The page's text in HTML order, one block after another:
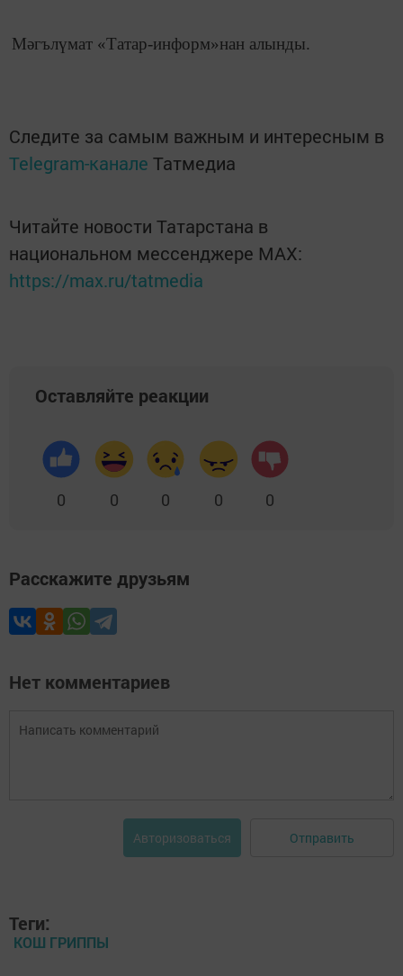
Мәгълүмат «Татар-информ»нан алынды.
Следите за самым важным и интересным в
Telegram-канале Татмедиа
Читайте новости Татарстана в
национальном мессенджере MАХ:
https://max.ru/tatmedia
Оставляйте реакции
0 0 0 0 0
Расскажите друзьям
Нет комментариев
Авторизоваться Отправить
Теги:
КОШ ГРИППЫ